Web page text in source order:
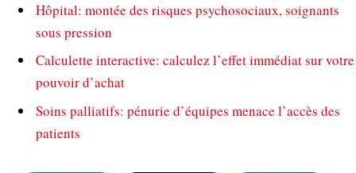
Hôpital: montée des risques psychosociaux, soignants
sous pression
Calculette interactive: calculez l’effet immédiat sur votre
pouvoir d’achat
Soins palliatifs: pénurie d’équipes menace l’accès des
patients